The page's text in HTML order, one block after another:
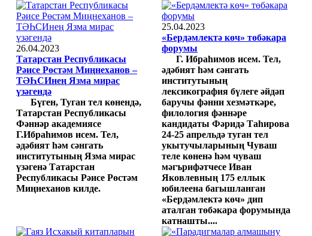
26.04.2023
Татарстан Республикасы
Рәисе Рөстәм Миңнеханов –
ТӘҺСИнең Язма мирас
үзәгендә
Бүген, Туган тел көнендә,
Татарстан Республикасы
Фәннәр академиясе
Г.Ибраһимов исем. Тел,
әдәбият һәм сәнгать
институтының Язма мирас
үзәгенә Татарстан
Республикасы Рәисе Рөстәм
Миңнеханов килде.
25.04.2023
«Бердәмлектә көч» төбәкара
форумы
Г. Ибраһимов исем. Тел,
әдәбият һәм сәнгать
институтының
лексикография бүлеге әйдәп
баручы фәнни хезмәткәре,
филология фәннәре
кандидаты Фәридә Таһирова
24-25 апрельдә туган тел
укытучыларының Чуваш
теле көненә һәм чуваш
мәгърифәтчесе Иван
Яковлевның 175 еллык
юбилеена багышланган
«Бердәмлектә көч» дип
аталган төбәкара форумында
катнашты....